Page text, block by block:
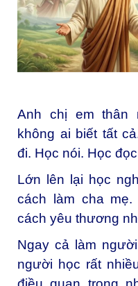
Anh chị em thân
không ai biết tất
đi. Học nói. Học
Lớn lên lại học
cách làm cha
cách yêu thương
Ngay cả làm
người học rất